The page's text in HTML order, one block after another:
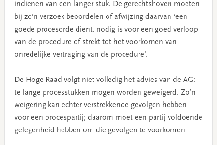
indienen van een langer stuk. De gerechtshoven moeten
bij zo’n verzoek beoordelen of afwijzing daarvan ‘een
goede procesorde dient, nodig is voor een goed verloop
van de procedure of strekt tot het voorkomen van
onredelijke vertraging van de procedure’.
De Hoge Raad volgt niet volledig het advies van de AG:
te lange processtukken mogen worden geweigerd. Zo’n
weigering kan echter verstrekkende gevolgen hebben
voor een procespartij; daarom moet een partij voldoende
gelegenheid hebben om die gevolgen te voorkomen.